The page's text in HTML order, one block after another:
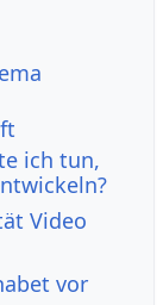
ich tun,
Video
vor